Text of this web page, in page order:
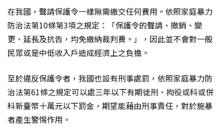
在我國，聲請保護令一樣無需繳交任何費用。依照家庭暴力
防治法第10條第3項之規定：「保護令的聲請、撤銷、變
更、延長及抗告，均免繳納裁判費。」，因此並不會對一般
民眾或是中低收入戶造成經濟上之負擔。
至於違反保護令者，我國也設有刑事處罰，依照家庭暴力防
治法第61條之規定可以處三年以下有期徒刑、拘役或科或併
科新臺幣十萬元以下罰金，期望能藉由刑事責任，對於施暴
者產生警惕作用。